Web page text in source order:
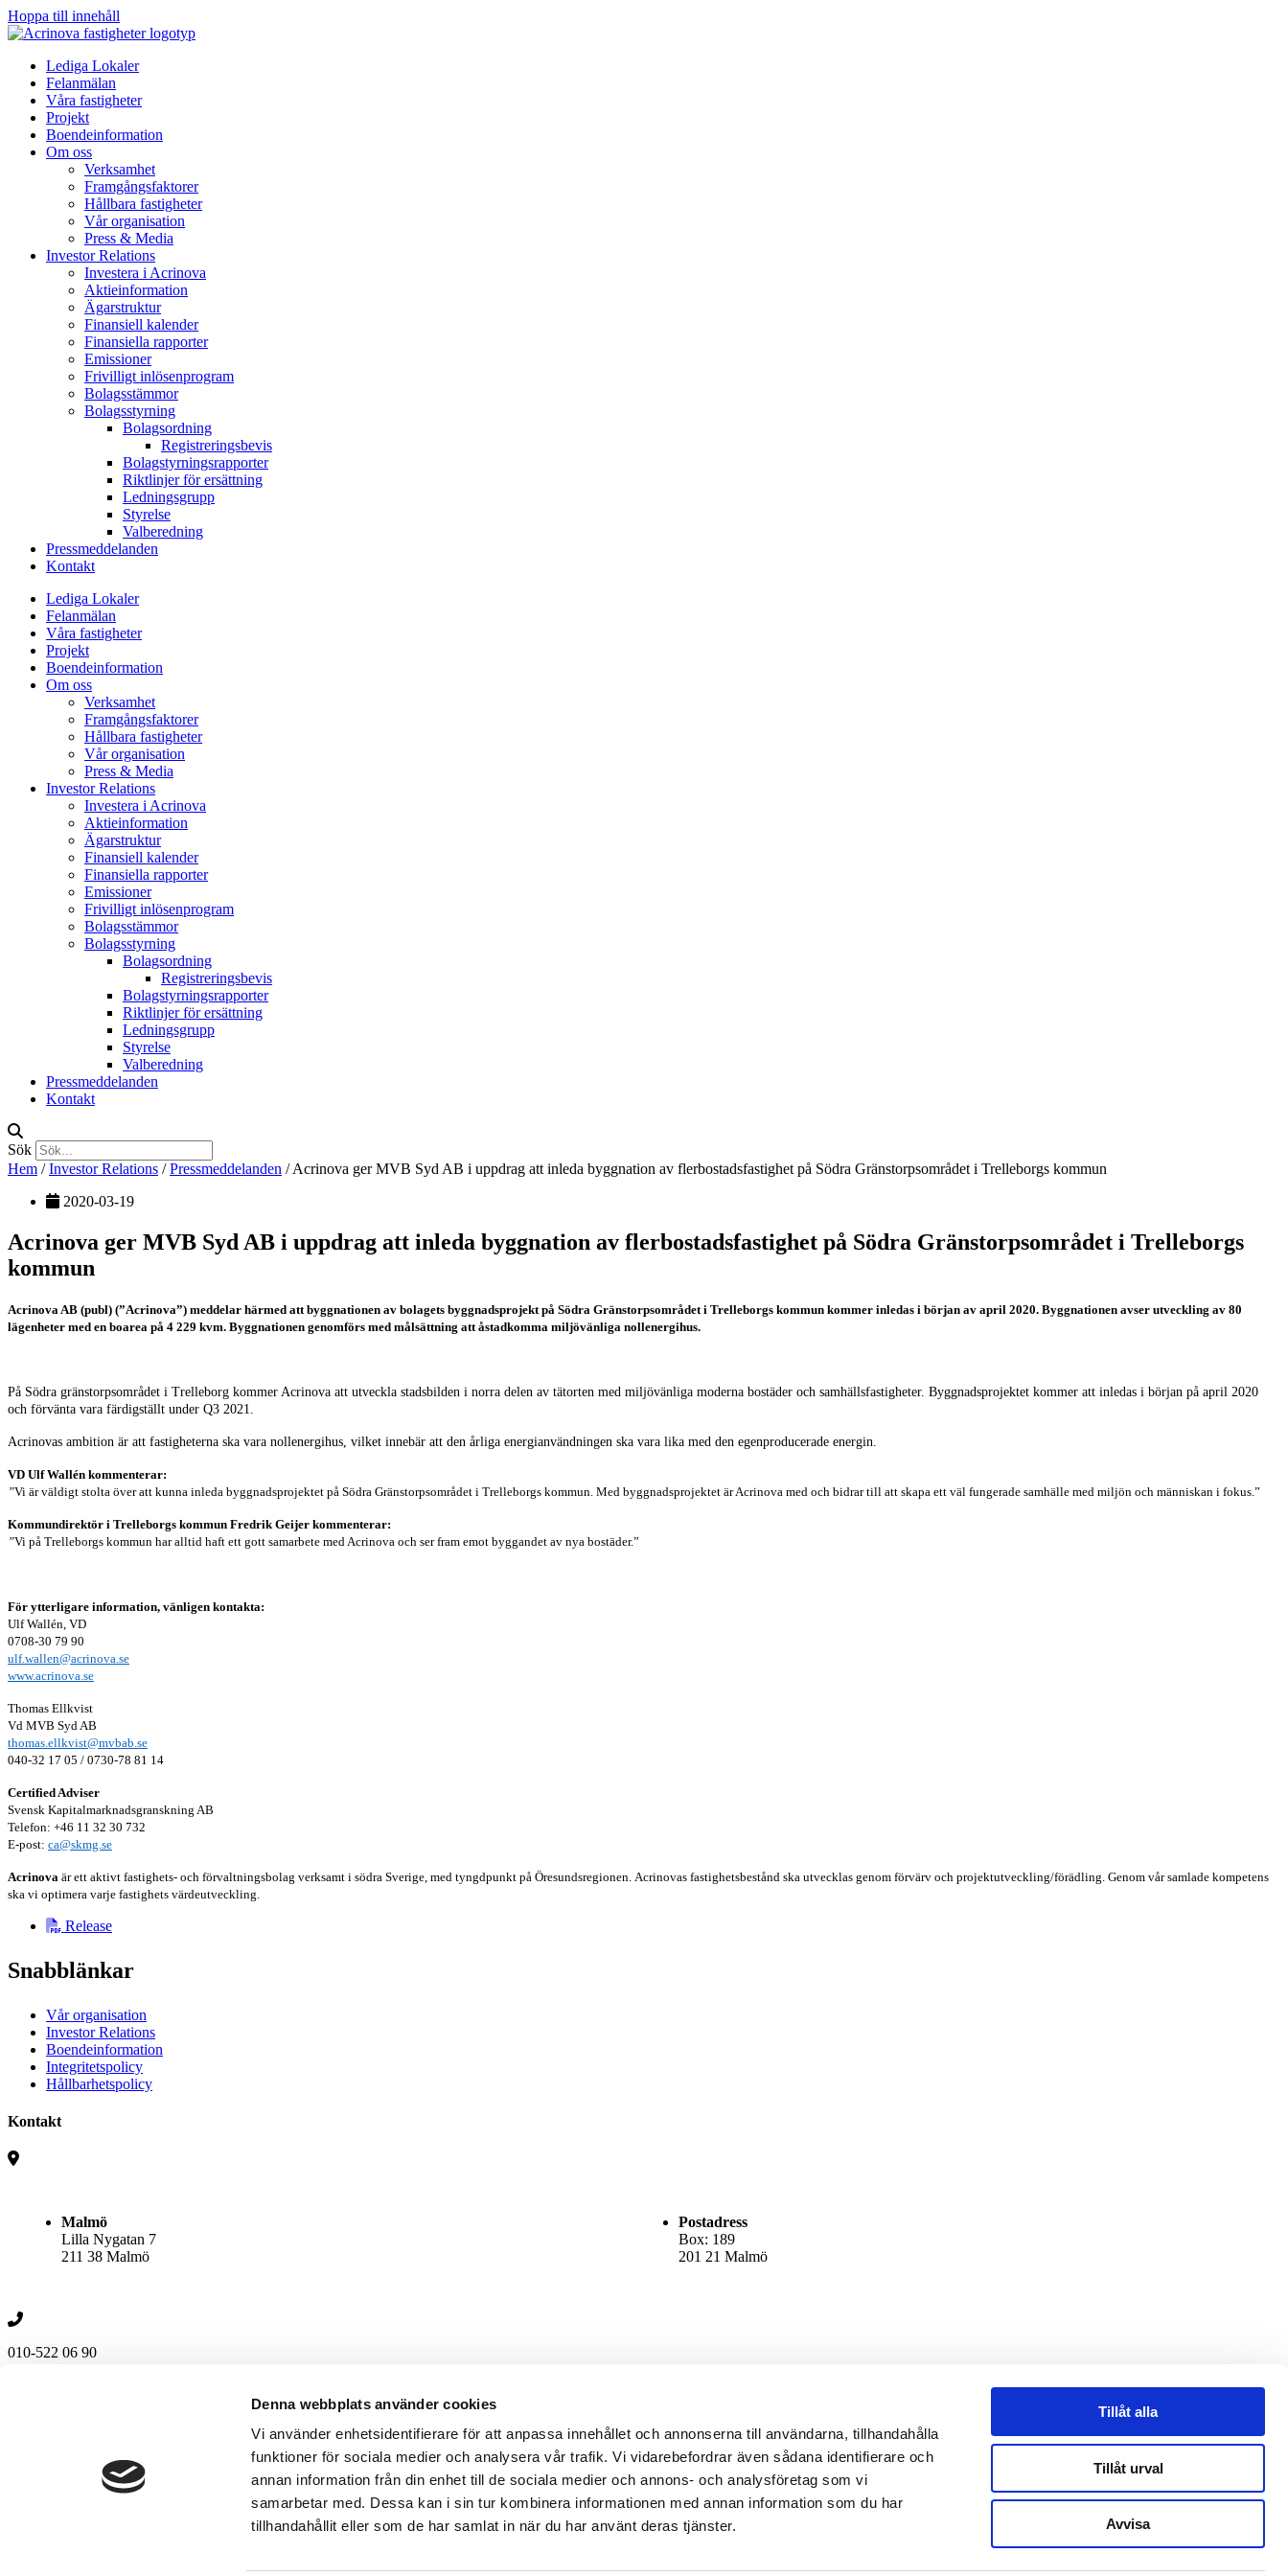
Denna webbplats använder cookies
Vi använder enhetsidentifierare för att anpassa innehållet och annonserna till användarna, tillhandahålla
funktioner för sociala medier och analysera vår trafik. Vi vidarebefordrar även sådana identifierare och
annan information från din enhet till de sociala medier och annons- och analysföretag som vi
samarbetar med. Dessa kan i sin tur kombinera informationen med annan information som du har
tillhandahållit eller som de har samlat in när du har använt deras tjänster.
Tillåt alla
Tillåt urval
Avvisa
Hoppa till innehåll
Lediga Lokaler
Felanmälan
Våra fastigheter
Projekt
Boendeinformation
Om oss
Verksamhet
Framgångsfaktorer
Hållbara fastigheter
Vår organisation
Press & Media
Investor Relations
Investera i Acrinova
Aktieinformation
Ägarstruktur
Finansiell kalender
Finansiella rapporter
Emissioner
Frivilligt inlösenprogram
Bolagsstämmor
Bolagsstyrning
Bolagsordning
Registreringsbevis
Bolagstyrningsrapporter
Riktlinjer för ersättning
Ledningsgrupp
Styrelse
Valberedning
Pressmeddelanden
Kontakt
Lediga Lokaler
Felanmälan
Våra fastigheter
Projekt
Boendeinformation
Om oss
Verksamhet
Framgångsfaktorer
Hållbara fastigheter
Vår organisation
Press & Media
Investor Relations
Investera i Acrinova
Aktieinformation
Ägarstruktur
Finansiell kalender
Finansiella rapporter
Emissioner
Frivilligt inlösenprogram
Bolagsstämmor
Bolagsstyrning
Bolagsordning
Registreringsbevis
Bolagstyrningsrapporter
Riktlinjer för ersättning
Ledningsgrupp
Styrelse
Valberedning
Pressmeddelanden
Kontakt
Sök
Hem /Investor Relations /Pressmeddelanden /Acrinova ger MVB Syd AB i uppdrag att inleda byggnation av flerbostadsfastighet på Södra Gränstorpsområdet i Trelleborgs kommun
2020-03-19
Acrinova ger MVB Syd AB i uppdrag att inleda byggnation av flerbostadsfastighet på Södra Gränstorpsområdet i Trelleborgs
kommun
Acrinova AB (publ) (”Acrinova”) meddelar härmed att byggnationen av bolagets byggnadsprojekt på Södra Gränstorpsområdet i Trelleborgs kommun kommer inledas i början av april 2020. Byggnationen avser utveckling av 80
lägenheter med en boarea på 4 229 kvm. Byggnationen genomförs med målsättning att åstadkomma miljövänliga nollenergihus.
På Södra gränstorpsområdet i Trelleborg kommer Acrinova att utveckla stadsbilden i norra delen av tätorten med miljövänliga moderna bostäder och samhällsfastigheter. Byggnadsprojektet kommer att inledas i början på april 2020
och förvänta vara färdigställt under Q3 2021.
Acrinovas ambition är att fastigheterna ska vara nollenergihus, vilket innebär att den årliga energianvändningen ska vara lika med den egenproducerade energin.
VD Ulf Wallén kommenterar:
”Vi är väldigt stolta över att kunna inleda byggnadsprojektet på Södra Gränstorpsområdet i Trelleborgs kommun. Med byggnadsprojektet är Acrinova med och bidrar till att skapa ett väl fungerade samhälle med miljön och människan i fokus.”
Kommundirektör i Trelleborgs kommun Fredrik Geijer kommenterar:
”Vi på Trelleborgs kommun har alltid haft ett gott samarbete med Acrinova och ser fram emot byggandet av nya bostäder.”
För ytterligare information, vänligen kontakta:
Ulf Wallén, VD
0708-30 79 90
ulf.wallen@acrinova.se
www.acrinova.se
Thomas Ellkvist
Vd MVB Syd AB
thomas.ellkvist@mvbab.se
040-32 17 05 / 0730-78 81 14
Certified Adviser
Svensk Kapitalmarknadsgranskning AB
Telefon: +46 11 32 30 732
E-post: ca@skmg.se
Acrinova är ett aktivt fastighets- och förvaltningsbolag verksamt i södra Sverige, med tyngdpunkt på Öresundsregionen. Acrinovas fastighetsbestånd ska utvecklas genom förvärv och projektutveckling/förädling. Genom vår samlade kompetens
ska vi optimera varje fastighets värdeutveckling.
Release
Snabblänkar
Vår organisation
Investor Relations
Boendeinformation
Integritetspolicy
Hållbarhetspolicy
Kontakt
Malmö
Lilla Nygatan 7
211 38 Malmö
Postadress
Box: 189
201 21 Malmö
010-522 06 90
Kontakta oss
010-522 06 90